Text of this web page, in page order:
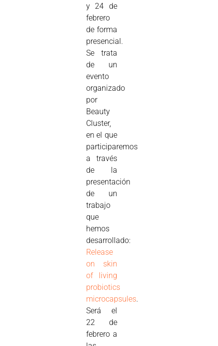
y 24 de
febrero
de forma
presencial.
Se trata
de un
evento
organizado
por
Beauty
Cluster,
en el que
participaremos
a través
de la
presentación
de un
trabajo
que
hemos
desarrollado:
Release
on skin
of living
probiotics
microcapsules.
Será el
22 de
febrero a